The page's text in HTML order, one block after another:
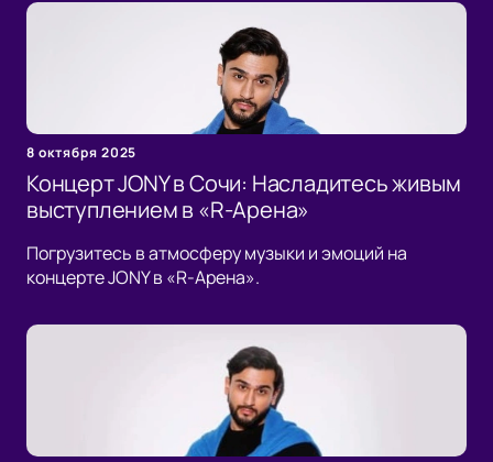
8 октября 2025
Концерт JONY в Сочи: Насладитесь живым
выступлением в «R-Арена»
Погрузитесь в атмосферу музыки и эмоций на
концерте JONY в «R-Арена».